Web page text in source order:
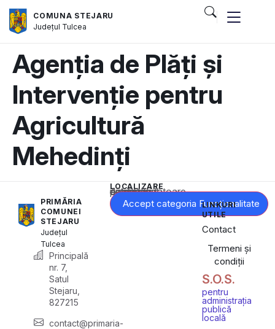
COMUNA STEJARU
Județul Tulcea
Agenția de Plăți și
Intervenție pentru
Agricultură
Mehedinți
PRIMĂRIA
COMUNEI
STEJARU
Județul
Tulcea
Principală
nr. 7,
Satul
Stejaru,
827215
contact@primaria-
LOCALIZARE
Acest conținut este blocat până când acceptați categoria corespunzătoare de cookie-uri.
Accept categoria Funcționalitate
LINKURI
UTILE
Contact
Termeni și
condiții
S.O.S.
pentru
administrația
publică
locală